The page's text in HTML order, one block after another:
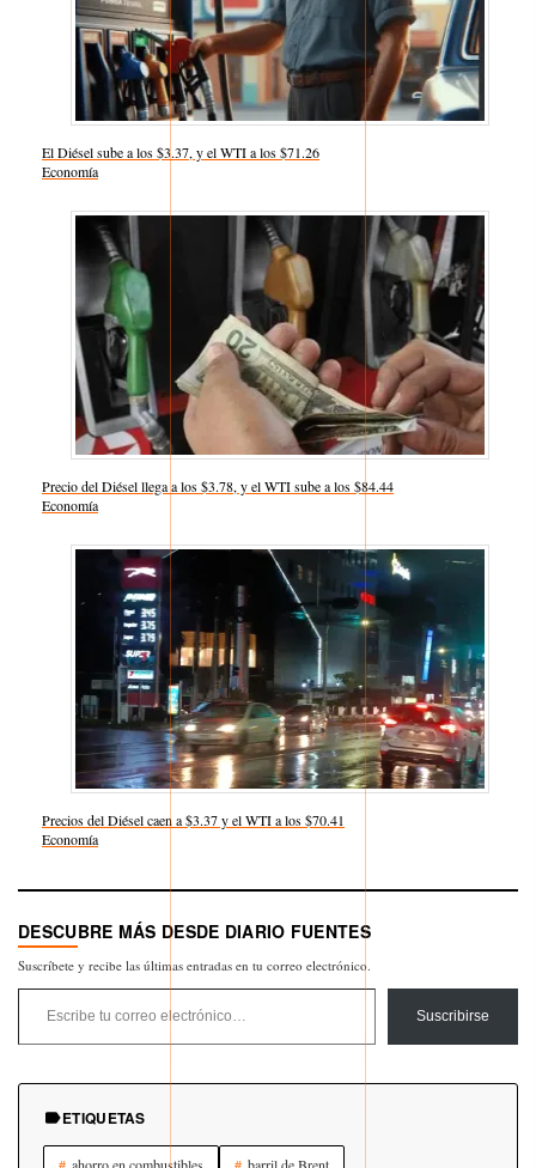
El Diésel sube a los $3.37, y el WTI a los $71.26
Respecto a
Economía
Precio del Diésel llega a los $3.78, y el WTI sube a los $84.44
Respecto a
Economía
Precios del Diésel caen a $3.37 y el WTI a los $70.41
Respecto a
Economía
DESCUBRE MÁS DESDE DIARIO FUENTES
Suscríbete y recibe las últimas entradas en tu correo electrónico.
Escribe tu correo electrónico…
Suscribirse
ETIQUETAS